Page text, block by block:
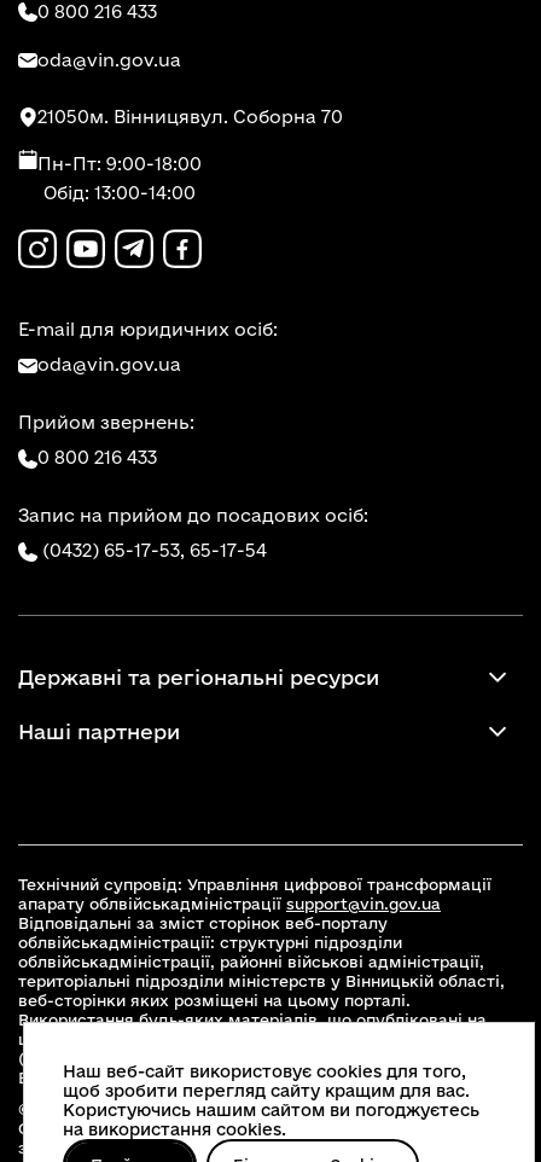
0 800 216 433
oda@vin.gov.ua
21050м. Вінницявул. Соборна 70
Пн-Пт: 9:00-18:00
Обід: 13:00-14:00
E-mail для юридичних осіб:
oda@vin.gov.ua
Прийом звернень:
0 800 216 433
Запис на прийом до посадових осіб:
(0432) 65-17-53, 65-17-54
Державні та регіональні ресурси
Наші партнери
Технічний супровід: Управління цифрової трансформації
апарату облвійськадміністрації support@vin.gov.ua
Відповідальні за зміст сторінок веб-порталу
облвійськадміністрації: структурні підрозділи
облвійськадміністрації, районні військові адміністрації,
територіальні підрозділи міністерств у Вінницькій області,
веб-сторінки яких розміщені на цьому порталі.
Використання будь-яких матеріалів, що опубліковані на
цьому сайті, дозволяється при умові зазначення посилання
(для інтернет-видань - гіперпосилання) на офіційний сайт
Вінницької облвійськадміністраціїwww.vin.gov.ua .
© 2026 Весь контент доступний за ліцензією Creative
Commons Attribution 4.0 International license, якщо не
зазначено інше
Наш веб-сайт використовує cookies для того,
щоб зробити перегляд сайту кращим для вас.
Користуючись нашим сайтом ви погоджуєтесь
на використання cookies.